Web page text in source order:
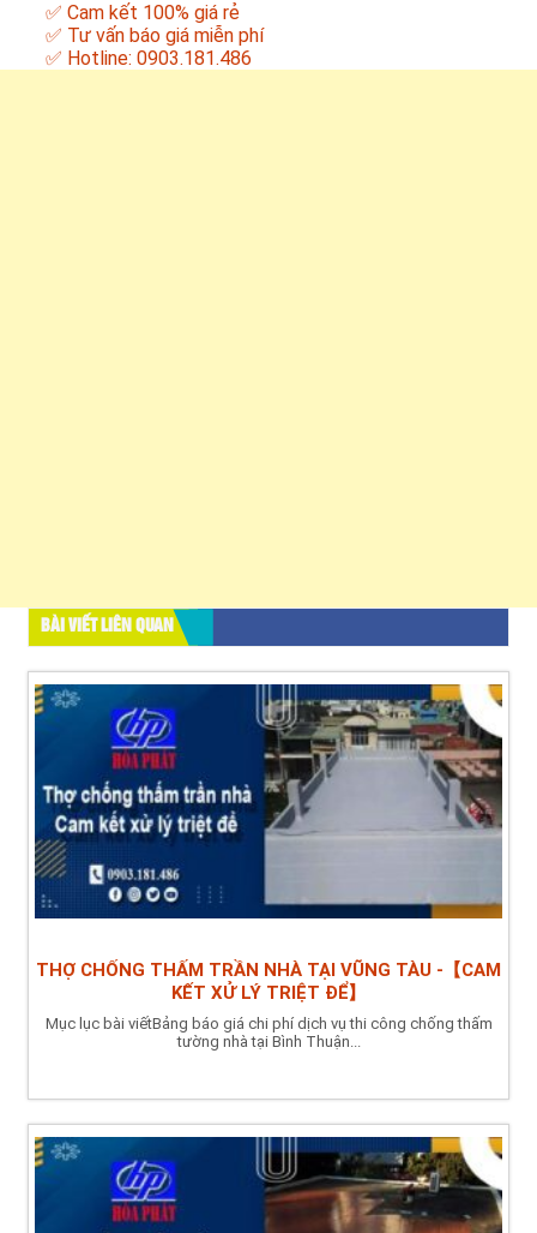
✅ Cam kết 100% giá rẻ
✅ Tư vấn báo giá miễn phí
✅ Hotline: 0903.181.486
BÀI VIẾT LIÊN QUAN
THỢ CHỐNG THẤM TRẦN NHÀ TẠI VŨNG TÀU -【CAM
KẾT XỬ LÝ TRIỆT ĐỂ】
Mục lục bài viếtBảng báo giá chi phí dịch vụ thi công chống thấm
tường nhà tại Bình Thuận...